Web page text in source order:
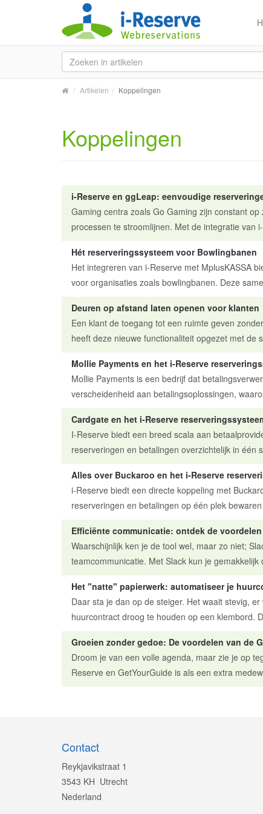
Artikelen Koppelingen
Koppelingen
i-Reserve en ggLeap: eenvoudige
Gaming centra zoals Go Gaming zijn constant
processen te stroomlijnen. Met de integratie van
Hét reserveringssysteem voor Bowlingbanen
Het integreren van i-Reserve met MplusKASSA
voor organisaties zoals bowlingbanen. Deze
Deuren op afstand laten openen voor klanten
Een klant de toegang tot een ruimte geven
heeft deze nieuwe functionaliteit opgezet met de
Mollie Payments en het i-Reserve
Mollie Payments is een bedrijf dat
verscheidenheid aan betalingsoplossingen,
Cardgate en het i-Reserve
I-Reserve biedt een breed scala aan
reserveringen en betalingen overzichtelijk in één
Alles over Buckaroo en het i-Reserve
i-Reserve biedt een directe koppeling met
reserveringen en betalingen op één plek
Efficiënte communicatie: ontdek de
Waarschijnlijk ken je de tool wel, maar zo niet;
teamcommunicatie. Met Slack kun je gemakkelijk
Het "natte" papierwerk: automatiseer je
Daar sta je dan op de steiger. Het waait stevig,
huurcontract droog te houden op een klembord.
Groeien zonder gedoe: De voordelen van de
Droom je van een volle agenda, maar zie je op
Reserve en GetYourGuide is als een extra
Contact
Reykjavikstraat 1
3543 KH Utrecht
Nederland